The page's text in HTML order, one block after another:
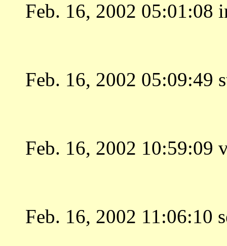
Feb. 16, 2002 05:01:08
Feb. 16, 2002 05:09:49
Feb. 16, 2002 10:59:09
Feb. 16, 2002 11:06:10